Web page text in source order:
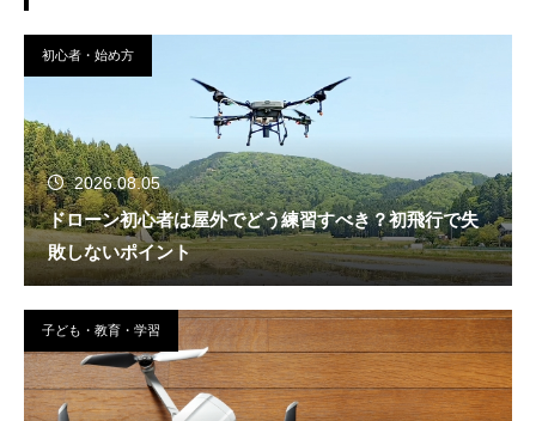
初心者・始め方
2026.08.05
ドローン初心者は屋外でどう練習すべき？初飛行で失
敗しないポイント
子ども・教育・学習